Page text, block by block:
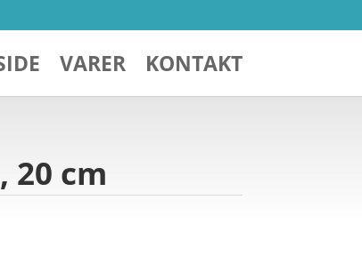
VARER KONTAKT
20 cm